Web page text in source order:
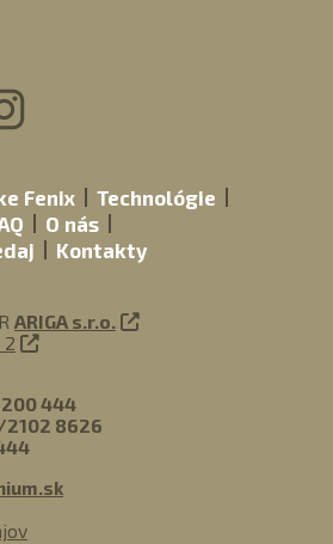
Fenix
Technológie
O nás
Kontakty
ARIGA s.r.o.
2
444
2102 8626